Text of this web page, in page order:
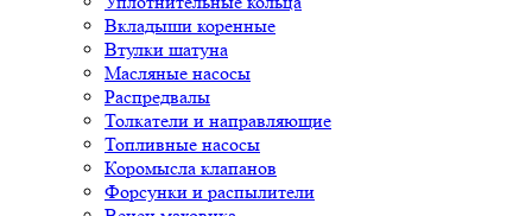
Вкладыши коренные
Втулки шатуна
Масляные насосы
Распредвалы
Толкатели и направляющие
Топливные насосы
Коромысла клапанов
Форсунки и распылители